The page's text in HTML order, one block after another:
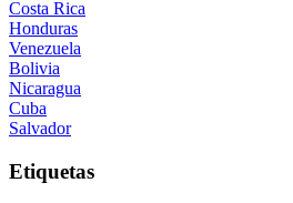
Costa Rica
Honduras
Venezuela
Bolivia
Nicaragua
Cuba
Salvador
Etiquetas